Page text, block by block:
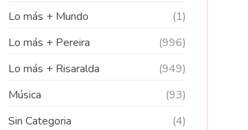
Lo más + Mundo
(1)
Lo más + Pereira
(996)
Lo más + Risaralda
(949)
Música
(93)
Sin Categoria
(4)